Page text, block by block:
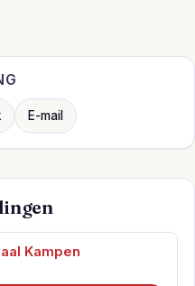
E-mail
Kampen